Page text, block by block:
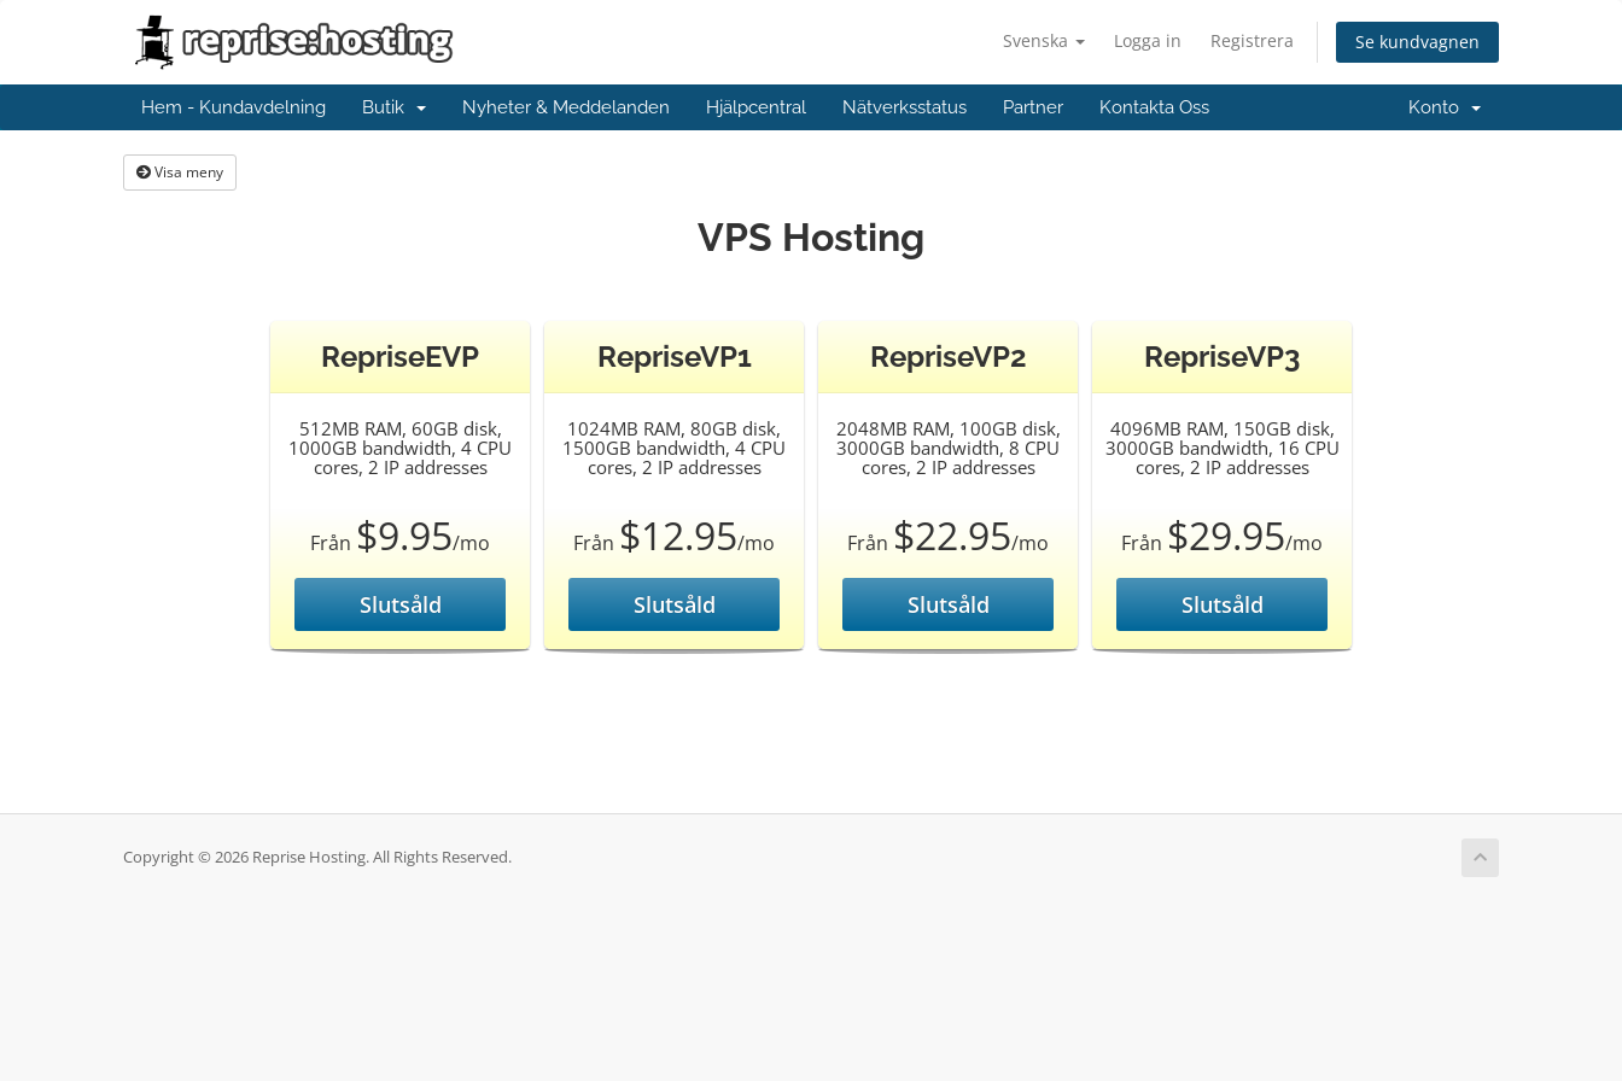
Svenska Logga in Registrera Se kundvagnen
Hem - Kundavdelning Butik Nyheter & Meddelanden Hjälpcentral Nätverksstatus Partner Kontakta Oss Konto
Visa meny
VPS Hosting
RepriseEVP
512MB RAM, 60GB disk,
1000GB bandwidth, 4 CPU
cores, 2 IP addresses
Från $9.95/mo
Slutsåld
RepriseVP1
1024MB RAM, 80GB disk,
1500GB bandwidth, 4 CPU
cores, 2 IP addresses
Från $12.95/mo
Slutsåld
RepriseVP2
2048MB RAM, 100GB disk,
3000GB bandwidth, 8 CPU
cores, 2 IP addresses
Från $22.95/mo
Slutsåld
RepriseVP3
4096MB RAM, 150GB disk,
3000GB bandwidth, 16 CPU
cores, 2 IP addresses
Från $29.95/mo
Slutsåld
Copyright © 2026 Reprise Hosting. All Rights Reserved.